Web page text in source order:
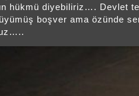
hükmü diyebiliriz…. Devlet
boşver ama özünde